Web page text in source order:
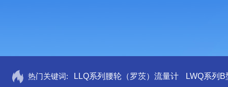
热门关键词: LLQ系列腰轮（罗茨）流量计 LWQ系列